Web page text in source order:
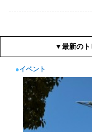
▼最新のト
●イベント